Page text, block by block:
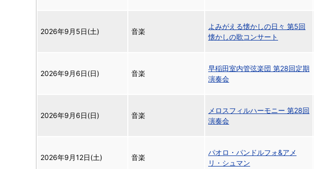
2026年9月5日(土) 音楽
よみがえる懐かしの日々 第5回
懐かしの歌コンサート
2026年9月6日(日) 音楽
早稲田室内管弦楽団 第28回定期
演奏会
2026年9月6日(日) 音楽
メロスフィルハーモニー 第28回
演奏会
2026年9月12日(土) 音楽
パオロ・パンドルフォ&アメ
リ・シュマン